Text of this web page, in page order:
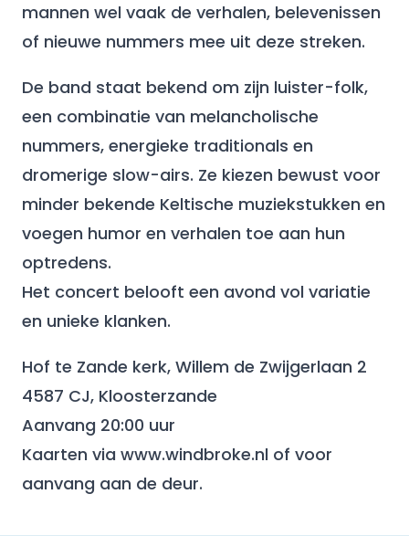
mannen wel vaak de verhalen, belevenissen
of nieuwe nummers mee uit deze streken.
De band staat bekend om zijn luister-folk,
een combinatie van melancholische
nummers, energieke traditionals en
dromerige slow-airs. Ze kiezen bewust voor
minder bekende Keltische muziekstukken en
voegen humor en verhalen toe aan hun
optredens.
Het concert belooft een avond vol variatie
en unieke klanken.
Hof te Zande kerk, Willem de Zwijgerlaan 2
4587 CJ, Kloosterzande
Aanvang 20:00 uur
Kaarten via www.windbroke.nl of voor
aanvang aan de deur.